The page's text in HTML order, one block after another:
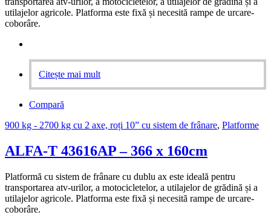
utilajelor agricole. Platforma este fixă și necesită rampe de urcare-
coborâre.
Citește mai mult
Compară
900 kg - 2700 kg cu 2 axe, roți 10” cu sistem de frânare, Platforme
ALFA-T 43616AP – 366 x 160cm
Platformă cu sistem de frânare cu dublu ax este ideală pentru
transportarea atv-urilor, a motocicletelor, a utilajelor de grădină și a
utilajelor agricole. Platforma este fixă și necesită rampe de urcare-
coborâre.